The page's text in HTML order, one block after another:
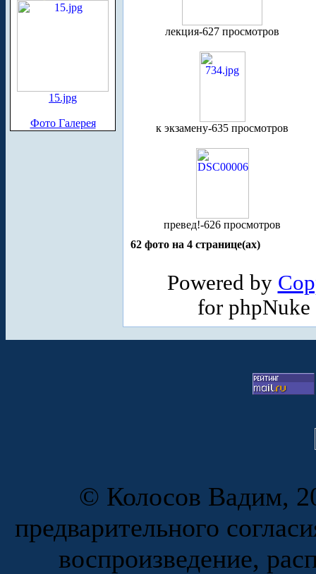
15.jpg
Фото Галерея
лекция-627 просмотров
к экзамену-635 просмотров
превед!-626 просмотров
62 фото на 4 странице(ах)
Powered by
for
© Колосов Вадим,
предварительного
воспроизведение,